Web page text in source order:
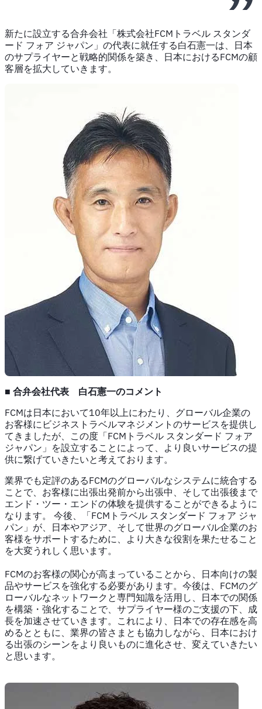
新たに設立する合弁会社「株式会社FCMトラベル スタンダ
ード フォア ジャパン」の代表に就任する白石憲一は、日本
のサプライヤーと戦略的関係を築き、日本におけるFCMの顧
客層を拡大していきます。
■ 合弁会社代表 白石憲一のコメント
FCMは日本において10年以上にわたり、グローバル企業の
お客様にビジネストラベルマネジメントのサービスを提供し
てきましたが、この度「FCMトラベル スタンダード フォア
ジャパン」を設立することによって、より良いサービスの提
供に繋げていきたいと考えております。
業界でも定評のあるFCMのグローバルなシステムに統合する
ことで、お客様に出張出発前から出張中、そして出張後まで
エンド・ツー・エンドの体験を提供することができるように
なります。 今後、「FCMトラベル スタンダード フォア ジャ
パン」が、日本やアジア、そして世界のグローバル企業のお
客様をサポートするために、より大きな役割を果たせること
を大変うれしく思います。
FCMのお客様の関心が高まっていることから、日本向けの製
品やサービスを強化する必要があります。今後は、FCMのグ
ローバルなネットワークと専門知識を活用し、日本での関係
を構築・強化することで、サプライヤー様のご支援の下、成
長を加速させていきます。これにより、日本での存在感を高
めるとともに、業界の皆さまとも協力しながら、日本におけ
る出張のシーンをより良いものに進化させ、変えていきたい
と思います。